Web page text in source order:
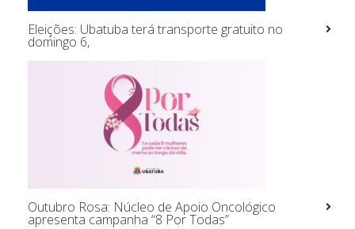
Eleições: Ubatuba terá transporte gratuito no
domingo 6,
Outubro Rosa: Núcleo de Apoio Oncológico
apresenta campanha “8 Por Todas”